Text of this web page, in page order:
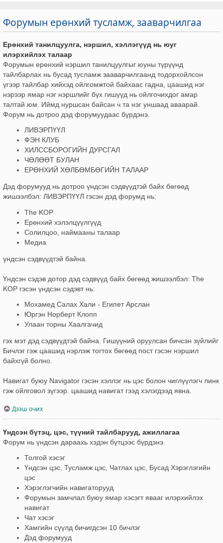
Форумын ерөнхий тусламж, зааварчилгаа
Ерөнхий танилцуулга, нэршил, хэллэгүүд нь юуг
илэрхийлэх талаар
Форумын ерөнхий нэршил танилцуулгыг юуны түрүүнд
тайлбарлах нь бусад тусламж зааварчилгаанд тодорхойлсон
үгээр тайлбар хийхэд ойлгомжтой байхаас гадна, цаашид нэг
нэрээр ямар нэг нэршлийг бүх гишүүд нь ойлгочихдог амар
талтай юм. Иймд нуршсан байсан ч та нэг уншаад аваарай.
Форум нь дотроо дэд форумуудаас бүрдэнэ.
ЛИВЭРПҮҮЛ
ФЭН КЛУБ
ХИЛССБОРОГИЙН ДУРСГАЛ
ЧӨЛӨӨТ БУЛАН
ЕРӨНХИЙ ХӨЛБӨМБӨГИЙН ТАЛААР
Дэд форумууд нь дотроо үндсэн сэдвүүдтэй байх бөгөөд
жишээлбэл: ЛИВЭРПҮҮЛ гэсэн дэд форумд нь:
The KOP
Ерөнхий хэлэлцүүлгүүд
Солилцоо, наймааны талаар
Медиа
үндсэн сэдвүүдтэй байна.
Үндсэн сэдэв дотор дэд сэдвүүд байх бөгөөд жишээлбэл: The
KOP гэсэн үндсэн сэдэвт нь:
Мохамед Салах Хали - Египет Арслан
Юргэн Норберт Клопп
Улаан торны Хаалгачид
гэх мэт дэд сэдвүүдтэй байна. Гишүүний оруулсан бичсэн зүйлийг
Бичлэг гэж цаашид нэрлэж тогтох бөгөөд пост гэсэн нэршил
байхгүй болно.
Навигат буюу Navigator гэсэн хэллэг нь цэс болон чиглүүлэгч линк
гэж ойлговол зүгээр. цаашид навигат гээд хэлэгдээд явна.
Дээш очих
Үндсэн бүтэц, цэс, түүний тайлбарууд, ажиллагаа
Форум нь үндсэн дараахь хэдэн бүтцээс бүрдэнэ.
Толгой хэсэг
Үндсэн цэс, Тусламж цэс, Чатлах цэс, Бусад Хэрэглэгийн
цэс
Хэрэглэгчийн навигаторууд
Форумын замчлал буюу ямар хэсэгт явааг илэрхийлэх
навигат
Чат хэсэг
Хамгийн сүүлд бичигдсэн 10 бичлэг
Дэд форумууд